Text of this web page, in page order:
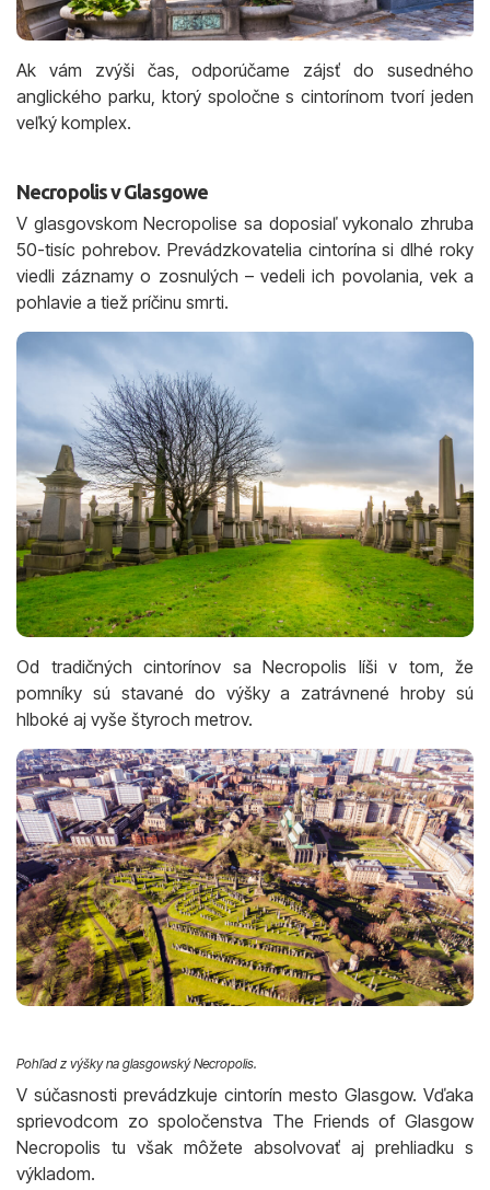
Ak vám zvýši čas, odporúčame zájsť do susedného
anglického parku, ktorý spoločne s cintorínom tvorí jeden
veľký komplex.
Necropolis v Glasgowe
V glasgovskom Necropolise sa doposiaľ vykonalo zhruba
50-tisíc pohrebov. Prevádzkovatelia cintorína si dlhé roky
viedli záznamy o zosnulých – vedeli ich povolania, vek a
pohlavie a tiež príčinu smrti.
Od tradičných cintorínov sa Necropolis líši v tom, že
pomníky sú stavané do výšky a zatrávnené hroby sú
hlboké aj vyše štyroch metrov.
Pohľad z výšky na glasgowský Necropolis.
V súčasnosti prevádzkuje cintorín mesto Glasgow. Vďaka
sprievodcom zo spoločenstva The Friends of Glasgow
Necropolis tu však môžete absolvovať aj prehliadku s
výkladom.